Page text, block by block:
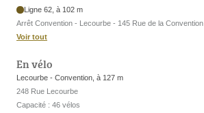
Ligne 62, à 102 m
Arrêt Convention - Lecourbe - 145 Rue de la Convention
Voir tout
En vélo
Lecourbe - Convention, à 127 m
248 Rue Lecourbe
Capacité : 46 vélos